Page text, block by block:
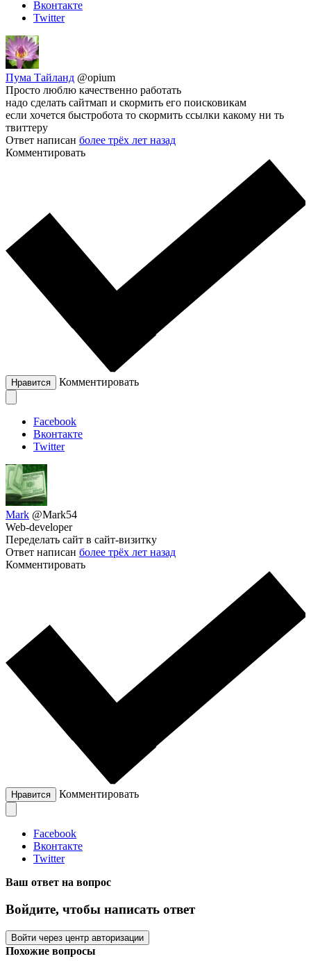
Вконтакте
Twitter
Пума Тайланд @opium
Просто люблю качественно работать
надо сделать сайтмап и скормить его поисковикам
если хочется быстробота то скормить ссылки какому ни ть
твиттеру
Ответ написан более трёх лет назад
Комментировать
Нравится Комментировать
Facebook
Вконтакте
Twitter
Mark @Mark54
Web-developer
Переделать сайт в сайт-визитку
Ответ написан более трёх лет назад
Комментировать
Нравится Комментировать
Facebook
Вконтакте
Twitter
Ваш ответ на вопрос
Войдите, чтобы написать ответ
Войти через центр авторизации
Похожие вопросы